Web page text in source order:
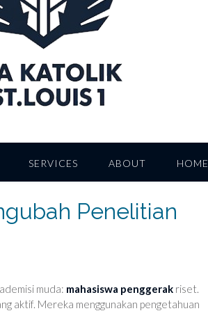
SERVICES ABOUT HOME
Penelitian
muda: mahasiswa penggerak riset.
aktif. Mereka menggunakan pengetahuan